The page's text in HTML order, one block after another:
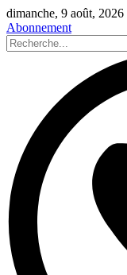
dimanche, 9 août, 2026
Abonnement